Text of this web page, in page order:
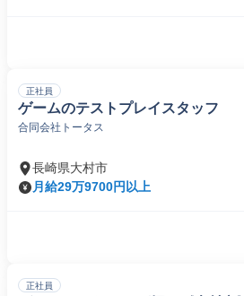
正社員
ゲームのテストプレイスタッフ
合同会社トータス
長崎県大村市
月給29万9700円以上
正社員